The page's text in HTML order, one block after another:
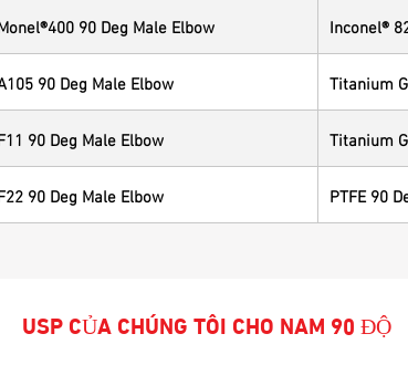
90 Deg Male Elbow
Inconel®
90 Deg Male Elbow Titanium
90 Deg Male Elbow Titanium
90 Deg Male Elbow PTFE 90
USP CỦA CHÚNG TÔI CHO NAM 90 ĐỘ